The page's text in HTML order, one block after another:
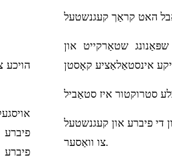
שפּאַנונג שטאַרקייט און
די פיברע און קעגנשטעל
צו וואַסער.